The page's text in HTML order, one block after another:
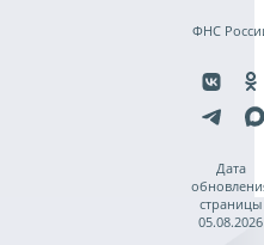
ФНС
Дата
страницы
05.08.2026